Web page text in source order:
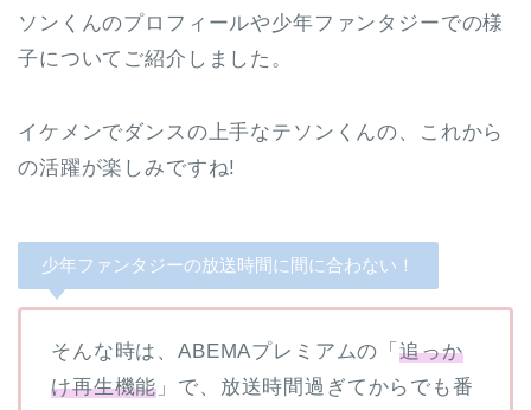
ソンくんのプロフィールや少年ファンタジーでの様
子についてご紹介しました。
イケメンでダンスの上手なテソンくんの、これから
の活躍が楽しみですね!
少年ファンタジーの放送時間に間に合わない！
そんな時は、ABEMAプレミアムの「追っか
け再生機能 」で、放送時間過ぎてからでも番